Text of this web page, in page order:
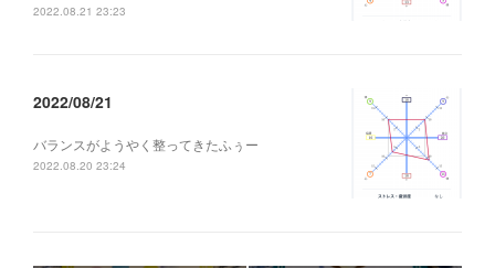
2022.08.21 23:23
2022/08/21
バランスがようやく整ってきたふぅー
2022.08.20 23:24